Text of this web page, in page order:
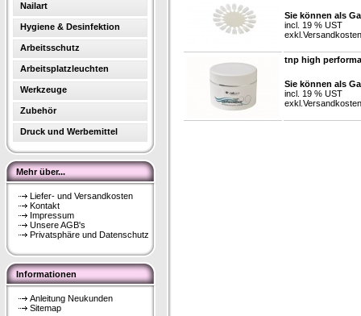
Nailart
Hygiene & Desinfektion
Arbeitsschutz
Arbeitsplatzleuchten
Werkzeuge
Zubehör
Druck und Werbemittel
Mehr über...
Liefer- und Versandkosten
Kontakt
Impressum
Unsere AGB's
Privatsphäre und Datenschutz
Informationen
Anleitung Neukunden
Sitemap
Sie können als
incl. 19 % UST
exkl. Versandkosten
tnp high
Sie können als
incl. 19 % UST
exkl. Versandkosten